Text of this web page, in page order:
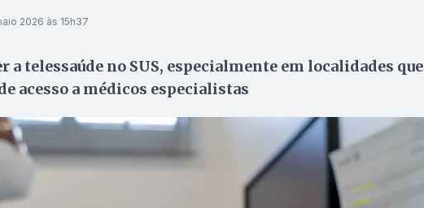
2026 às 15h37
a telessaúde no SUS, especialmente em localidades que
acesso a médicos especialistas